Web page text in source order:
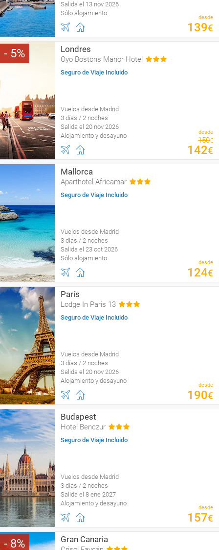
Salida el 13 nov 2026
Sólo alojamiento
desde
139€
5 Londres
Oyo Bostons Manor Hotel
Seguro de Viaje Incluido
Vuelos desde Madrid
3 días / 2 noches
Salida el 20 nov 2026
Alojamiento y desayuno
desde
150€
142€
Mallorca
Aparthotel Africamar
Seguro de Viaje Incluido
Vuelos desde Madrid
3 días / 2 noches
Salida el 23 oct 2026
Sólo alojamiento
desde
124€
París
Lodge In Paris 13
Seguro de Viaje Incluido
Vuelos desde Madrid
3 días / 2 noches
Salida el 20 nov 2026
Alojamiento y desayuno
desde
190€
Budapest
Hotel Benczur
Seguro de Viaje Incluido
Vuelos desde Madrid
3 días / 2 noches
Salida el 8 ene 2027
Alojamiento y desayuno
desde
157€
8 Gran Canaria